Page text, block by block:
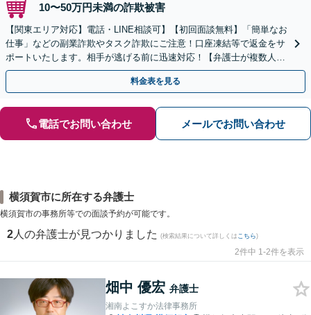
10〜50万円未満の詐欺被害
【関東エリア対応】電話・LINE相談可】【初回面談無料】「簡単なお
仕事」などの副業詐欺やタスク詐欺にご注意！口座凍結等で返金をサ
ポートいたします。相手が逃げる前に迅速対応！【弁護士が複数人在
籍】事務所内で連携し問題解決へ【休日・夜間面談可】
料金表を見る
電話でお問い合わせ メールでお問い合わせ
横須賀市に所在する弁護士
横須賀市の事務所等での面談予約が可能です。
2 人の弁護士が見つかりました (検索結果について詳しくは こちら)
2件中 1-2件を表示
畑中 優宏 弁護士
湘南よこすか法律事務所